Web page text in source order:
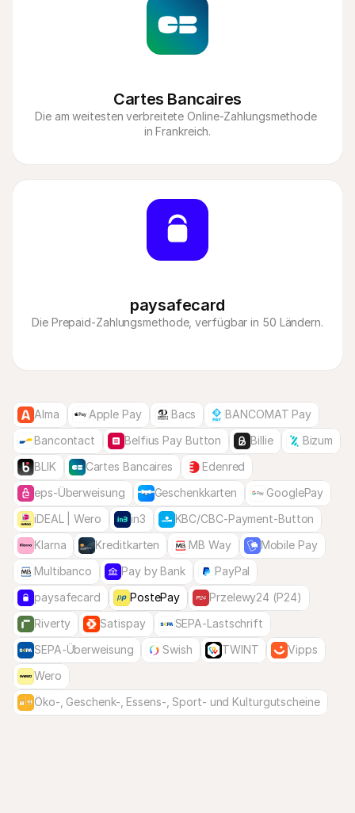
Cartes Bancaires
Die am weitesten verbreitete Online-Zahlungsmethode
in Frankreich.
paysafecard
Die Prepaid-Zahlungsmethode, verfügbar in 50 Ländern.
Alma Apple Pay Bacs
BANCOMAT Pay
Bancontact
Belfius Pay Button Billie
Bizum
BLIK
Cartes Bancaires
Edenred
eps-Überweisung
Geschenkkarten
GooglePay
iDEAL | Wero
in3
KBC/CBC-Payment-Button
Klarna
Kreditkarten MB Way
Mobile Pay
Multibanco
Pay by Bank
PayPal
paysafecard
PostePay
Przelewy24 (P24)
Riverty
Satispay
SEPA-Lastschrift
SEPA-Überweisung
Swish TWINT
Vipps
Wero
Öko-, Geschenk-, Essens-, Sport- und Kulturgutscheine